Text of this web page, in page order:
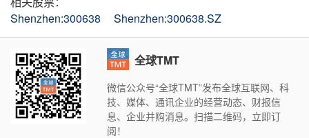
Shenzhen:300638
Shenzhen:300638.SZ
全球TMT
微信公众号“全球TMT”发布全球互联网、科
技、媒体、通讯企业的经营动态、财报信
息、企业并购消息。扫描二维码，立即订
阅！